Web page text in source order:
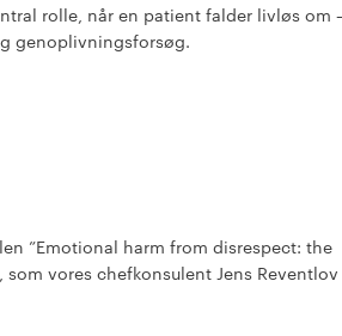
rolle, når en patient falder livløs om
genoplivningsforsøg.
”Emotional harm from disrespect: the
vores chefkonsulent Jens Reventlov